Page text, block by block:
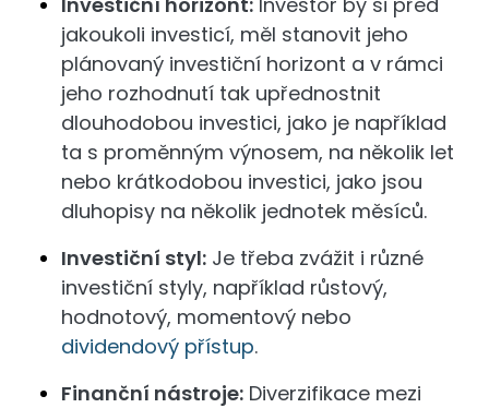
jakoukoli investicí, měl stanovit jeho
plánovaný investiční horizont a v rámci
jeho rozhodnutí tak upřednostnit
dlouhodobou investici, jako je například
ta s proměnným výnosem, na několik let
nebo krátkodobou investici, jako jsou
dluhopisy na několik jednotek měsíců.
Investiční styl: Je třeba zvážit i různé
investiční styly, například růstový,
hodnotový, momentový nebo
dividendový přístup.
Finanční nástroje: Diverzifikace mezi